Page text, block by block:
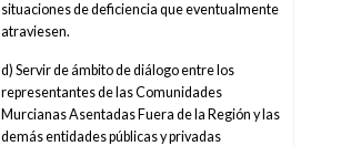
situaciones de deficiencia que eventualmente
atraviesen.
d) Servir de ámbito de diálogo entre los
representantes de las Comunidades
Murcianas Asentadas Fuera de la Región y las
demás entidades públicas y privadas